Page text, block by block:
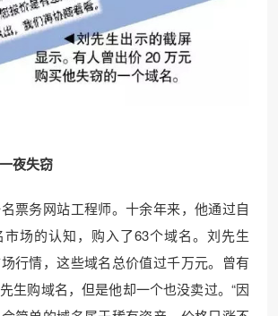
夜失窃
票务网站工程师。十余年来，他通过自
市场的认知，购入了63个域名。刘先生
行情，这些域名总价值过千万元。曾有
生购域名，但是他却一个也没卖过。“因